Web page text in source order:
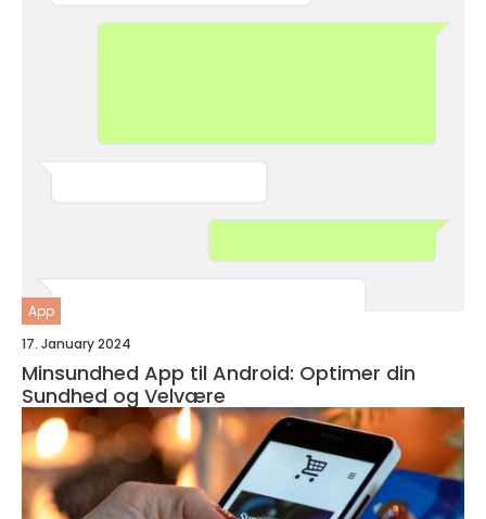
App
17. January 2024
Minsundhed App til Android: Optimer din
Sundhed og Velvære